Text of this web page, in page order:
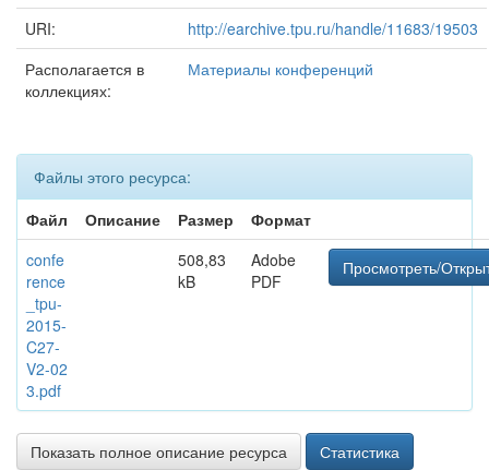
URI:
http://earchive.tpu.ru/handle/11683/19503
Располагается в
коллекциях:
Материалы конференций
Файлы этого ресурса:
Файл
Описание Размер
Формат
confe
rence
_tpu-
2015-
C27-
V2-02
3.pdf
508,83
kB
Adobe
PDF
Просмотреть/
Показать полное описание ресурса Статистика